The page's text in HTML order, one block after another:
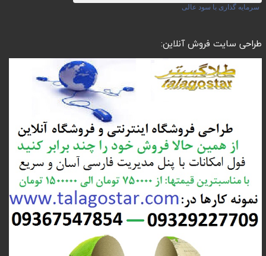
سرمایه گذاری با سود عالی
طراحی سایت فروش آنلاین: